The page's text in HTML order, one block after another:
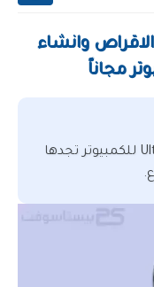
باستخدام
الاقراص وانشاء
مجاناً
روابط تحميل برنامج الترا ايزو Ultraiso للكمبيوتر تجدها